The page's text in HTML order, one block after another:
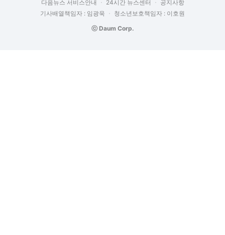
다음뉴스 서비스안내 24시간 뉴스센터
공지사항
기사배열책임자 : 임광욱
청소년보호책임자 : 이호원
ⓒ Daum Corp.